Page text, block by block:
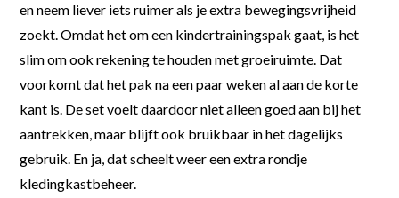
en neem liever iets ruimer als je extra bewegingsvrijheid
zoekt. Omdat het om een kindertrainingspak gaat, is het
slim om ook rekening te houden met groeiruimte. Dat
voorkomt dat het pak na een paar weken al aan de korte
kant is. De set voelt daardoor niet alleen goed aan bij het
aantrekken, maar blijft ook bruikbaar in het dagelijks
gebruik. En ja, dat scheelt weer een extra rondje
kledingkastbeheer.